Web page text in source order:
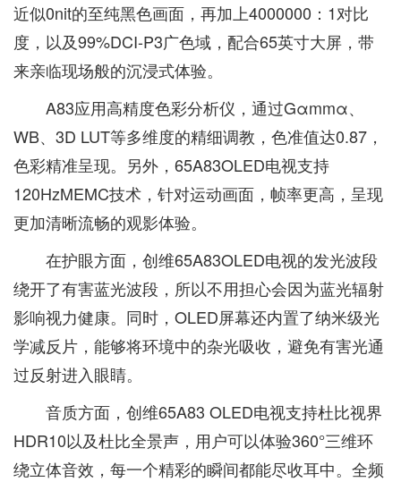
近似0nit的至纯黑色画面，再加上4000000：1对比
度，以及99%DCI-P3广色域，配合65英寸大屏，带
来亲临现场般的沉浸式体验。
A83应用高精度色彩分析仪，通过Gαmmα、
WB、3D LUT等多维度的精细调教，色准值达0.87，
色彩精准呈现。另外，65A83OLED电视支持
120HzMEMC技术，针对运动画面，帧率更高，呈现
更加清晰流畅的观影体验。
在护眼方面，创维65A83OLED电视的发光波段
绕开了有害蓝光波段，所以不用担心会因为蓝光辐射
影响视力健康。同时，OLED屏幕还内置了纳米级光
学减反片，能够将环境中的杂光吸收，避免有害光通
过反射进入眼睛。
音质方面，创维65A83 OLED电视支持杜比视界
HDR10以及杜比全景声，用户可以体验360°三维环
绕立体音效，每一个精彩的瞬间都能尽收耳中。全频